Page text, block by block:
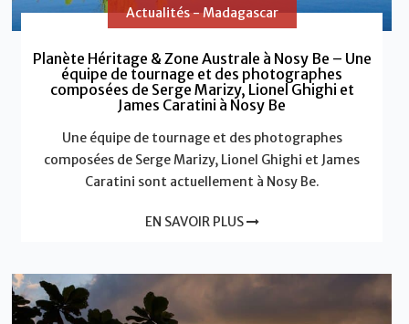
Actualités - Madagascar
Planète Héritage & Zone Australe à Nosy Be – Une
équipe de tournage et des photographes
composées de Serge Marizy, Lionel Ghighi et
James Caratini à Nosy Be
Une équipe de tournage et des photographes
composées de Serge Marizy, Lionel Ghighi et James
Caratini sont actuellement à Nosy Be.
EN SAVOIR PLUS